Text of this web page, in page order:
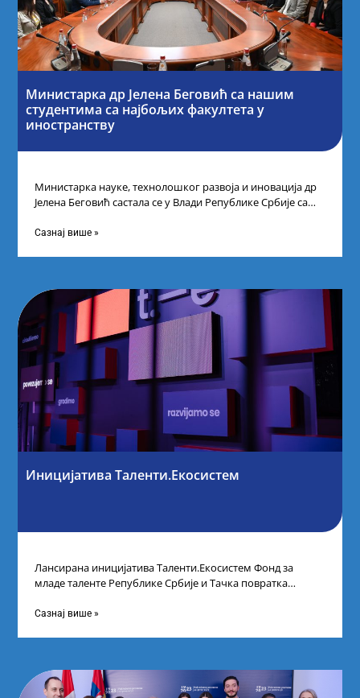
Министарка др Јелена Беговић са нашим
студентима са најбољих факултета у
иностранству
Министарка науке, технолошког развоја и иновација др
Јелена Беговић састала се у Влади Републике Србије са
Сазнај више »
Иницијатива Таленти.Екосистем
Лансирана иницијатива Таленти.Екосистем Фонд за
младе таленте Републике Србије и Тачка повратка
догађају су се
Сазнај више »